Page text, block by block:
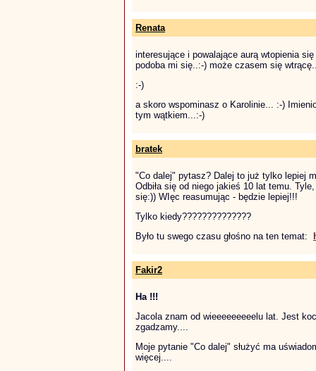
Renata
interesujące i powalające aurą wtopienia
podoba mi się..:-) może czasem się
:-)
a skoro wspominasz o Karolinie... :-)
tym wątkiem...:-)
bratek
"Co dalej" pytasz? Dalej to już tylko lepiej
Odbiła się od niego jakieś 10 lat temu.
się:)) WIęc reasumując - będzie lepiej!!!
Tylko kiedy??????????????
Było tu swego czasu głośno na ten temat:
Fakir2
Ha !!!
Jacola znam od wieeeeeeeeelu lat. Jest
zgadzamy....
Moje pytanie "Co dalej" służyć ma
więcej....